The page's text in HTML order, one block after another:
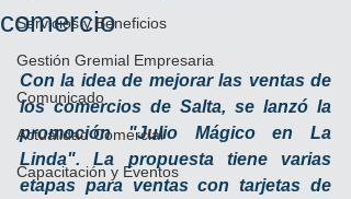
Servicios y Beneficios
Gestión Gremial Empresaria
Comunicado
Actualidad Comercial
Capacitación y Eventos
comercio
Con la idea de mejorar las ventas de
los comercios de Salta, se lanzó la
promoción "Julio Mágico en La
Linda". La propuesta tiene varias
etapas para ventas con tarjetas de